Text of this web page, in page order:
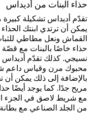
حذاء البنات من أديداس
تقدّم أديداس تشكيلة كبيرة
يمكن أن ترتدي ابنتك
القماش ونعل مطاطي
حذاء خاصًا بالبنات مع
نسيجي. كذلك تقدّم أديداس
محبوك مرن وقياس داعم
بالإضافة إلى ذلك يمكن أن
مريح جدًا. كما يوجد أيضًا
مع شريط لاصق في الجزء
من الجلد الصناعي مع